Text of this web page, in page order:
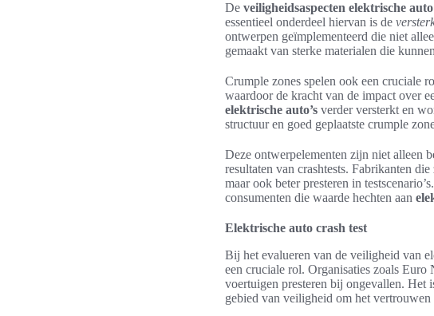
De veiligheidsaspecten elektrische
essentieel onderdeel hiervan is de
ontwerpen geïmplementeerd die niet
gemaakt van sterke materialen die
Crumple zones spelen ook een cruciale
waardoor de kracht van de impact over
elektrische auto’s verder versterkt en
structuur en goed geplaatste crumple
Deze ontwerpelementen zijn niet alleen
resultaten van crashtests. Fabrikanten
maar ook beter presteren in
consumenten die waarde hechten aan
Elektrische auto crash test
Bij het evalueren van de veiligheid van
een cruciale rol. Organisaties zoals
voertuigen presteren bij ongevallen. Het
gebied van veiligheid om het